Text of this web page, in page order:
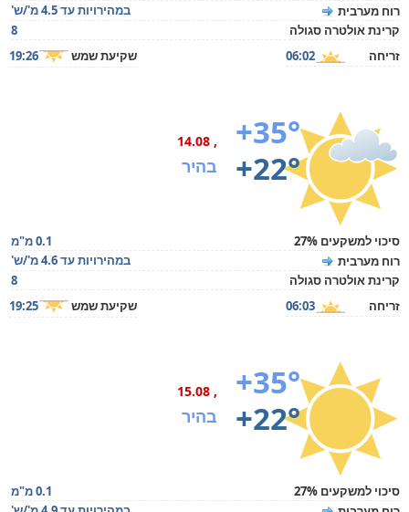
רוח מערבית
במהירויות עד 4.5 מ'/ש'
קרינת אולטרה סגולה
8
זריחה
06:02 שקיעת שמש 19:26
+35°
+22°
, 14.08
בהיר
סיכוי למשקעים 27%
0.1 מ"מ
רוח מערבית
במהירויות עד 4.6 מ'/ש'
קרינת אולטרה סגולה
8
זריחה
06:03 שקיעת שמש 19:25
+35°
+22°
, 15.08
בהיר
סיכוי למשקעים 27%
0.1 מ"מ